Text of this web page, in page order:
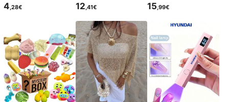
4,28€ 12,41€ 15,99€